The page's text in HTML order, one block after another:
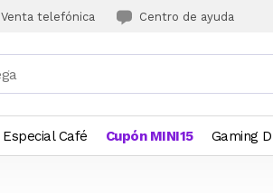
Venta telefónica Centro de ayuda
Especial Café Cupón MINI15 Gaming